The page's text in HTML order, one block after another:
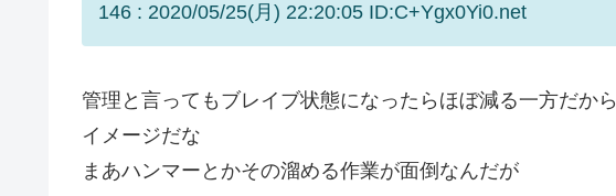
146 : 2020/05/25(月) 22:20:05 ID:C+Ygx0Yi0.net
管理と言ってもブレイブ状態になったらほぼ減る一方だか
イメージだな
まあハンマーとかその溜める作業が面倒なんだが